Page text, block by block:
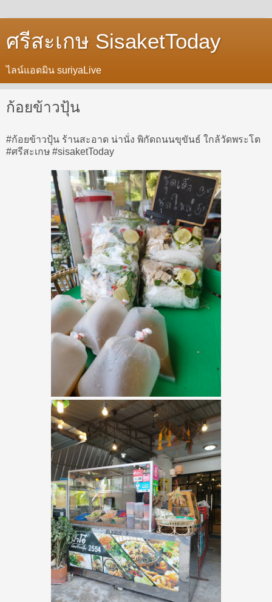
ศรีสะเกษ SisaketToday
ไลน์แอดมิน suriyaLive
ก้อยข้าวปุ้น
#ก้อยข้าวปุ้น ร้านสะอาด น่านั่ง พิกัดถนนขุขันธ์ ใกล้วัดพระโต
#ศรีสะเกษ #sisaketToday